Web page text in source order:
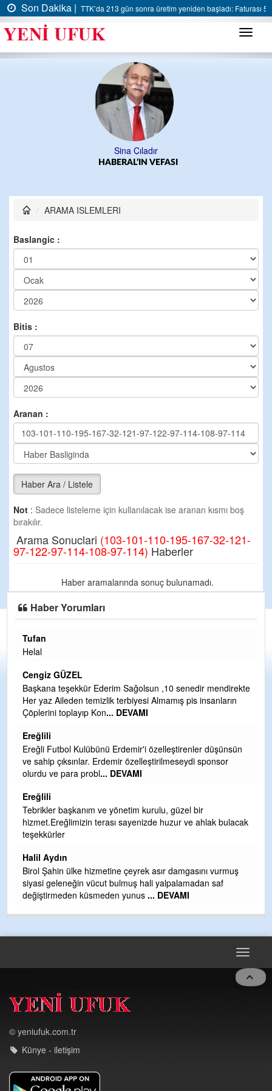
Son Dakika | TTK’da 213 gün sonra üretim yeniden başladı: Faturası 5
Menü
Sina Çıladır
HABERAL’IN VEFASI
ARAMA ISLEMLERI
Baslangic :
Bitis :
Aranan :
Haber Ara / Listele
Not : Sadece listeleme için kullanılacak ise aranan kısmı boş
bırakılır.
Arama Sonuclari (103-101-110-195-167-32-121-
97-122-97-114-108-97-114) Haberler
Haber aramalarında sonuç bulunamadı.
Haber Yorumları
Tufan
Helal
Cengiz GÜZEL
Başkana teşekkür Ederim Sağolsun ,10 senedir mendirekte
Her yaz Aileden temizlik terbiyesi Almamış pis insanların
Çöplerini toplayıp Kon... DEVAMI
Ereğlili
Ereğli Futbol Kulübünü Erdemir'i özelleştirenler düşünsün
ve sahip çıksınlar. Erdemir özelleştirilmeseydi sponsor
olurdu ve para probl... DEVAMI
Ereğlili
Tebrikler başkanım ve yönetim kurulu, güzel bir
hizmet.Ereğlimizin terası sayenizde huzur ve ahlak bulacak
teşekkürler
Halil Aydın
Birol Şahin ülke hizmetine çeyrek asır damgasını vurmuş
siyasi geleneğin vücut bulmuş hali yalpalamadan saf
değiştirmeden küsmeden yunus ... DEVAMI
Toggle
© yeniufuk.com.tr
Künye - iletişim